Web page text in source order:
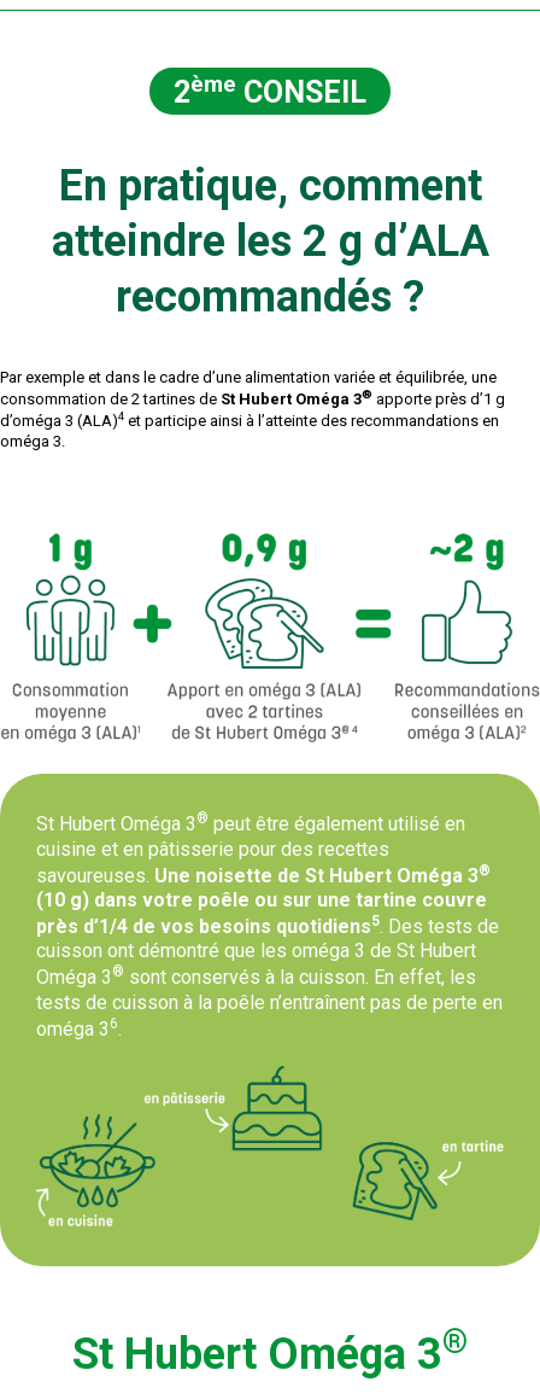
2ème CONSEIL
En pratique, comment
atteindre les 2 g d’ALA
recommandés ?
Par exemple et dans le cadre d’une alimentation variée et équilibrée, une
consommation de 2 tartines de St Hubert Oméga 3® apporte près d’1 g
d’oméga 3 (ALA)4 et participe ainsi à l’atteinte des recommandations en
oméga 3.
St Hubert Oméga 3 ® peut être également utilisé en
cuisine et en pâtisserie pour des recettes
savoureuses. Une noisette de St Hubert Oméga 3®
(10 g) dans votre poêle ou sur une tartine couvre
près d’1/4 de vos besoins quotidiens5. Des tests de
cuisson ont démontré que les oméga 3 de St Hubert
Oméga 3 ® sont conservés à la cuisson. En effet, les
tests de cuisson à la poêle n’entraînent pas de perte en
oméga 3 6.
St Hubert Oméga 3®